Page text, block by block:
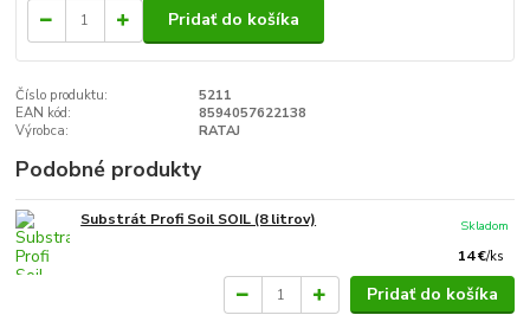
Pridať do košíka
Číslo produktu:
5211
EAN kód:
8594057622138
Výrobca:
RATAJ
Podobné produkty
Substrát Profi Soil SOIL (8 litrov)
14 €/ks
Skladom
Pridať do košíka